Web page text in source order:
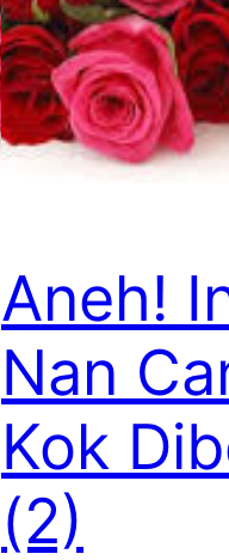
Aneh!
Nan
Kok
(2)